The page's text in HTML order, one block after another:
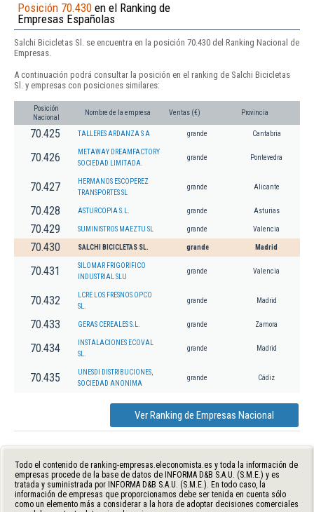
Posición 70.430 en el Ranking de
Empresas Españolas
Salchi Bicicletas Sl. se encuentra en la posición 70.430 del Ranking Nacional de
Empresas.
A continuación podrá consultar la posición en el ranking de Salchi Bicicletas
Sl. y empresas con posiciones similares:
Posición
Nacional
Nombre de la empresa Ventas (€) Provincia
70.425 TALLERES ARDANZA S A grande Cantabria
70.426
METAWAY DREAMFACTORY
SOCIEDAD LIMITADA.
grande Pontevedra
70.427
HERMANOS ESCOPEREZ
TRANSPORTES SL
grande Alicante
70.428 ASTURCOPIA S.L. grande Asturias
70.429 SUMINISTROS MAEZTU SL grande Valencia
70.430 SALCHI BICICLETAS SL. grande Madrid
70.431
SILOMAR FRIGORIFICO
INDUSTRIAL SLU
grande Valencia
70.432
LCRE LOS FRESNOS OPCO
SL.
grande Madrid
70.433 GERAS CEREALES S.L. grande Zamora
70.434
INSTALACIONES ECOVAL
SL.
grande Madrid
70.435
UNESDI DISTRIBUCIONES,
SOCIEDAD ANONIMA
grande Cádiz
Ver Ranking de Empresas Nacional
Todo el contenido de ranking-empresas.eleconomista.es y toda la información de
empresas procede de la base de datos de INFORMA D&B S.A.U. (S.M.E.) y es
tratada y suministrada por INFORMA D&B S.A.U. (S.M.E.). En todo caso, la
información de empresas que proporcionamos debe ser tenida en cuenta sólo
como un elemento más a considerar a la hora de adoptar decisiones comerciales